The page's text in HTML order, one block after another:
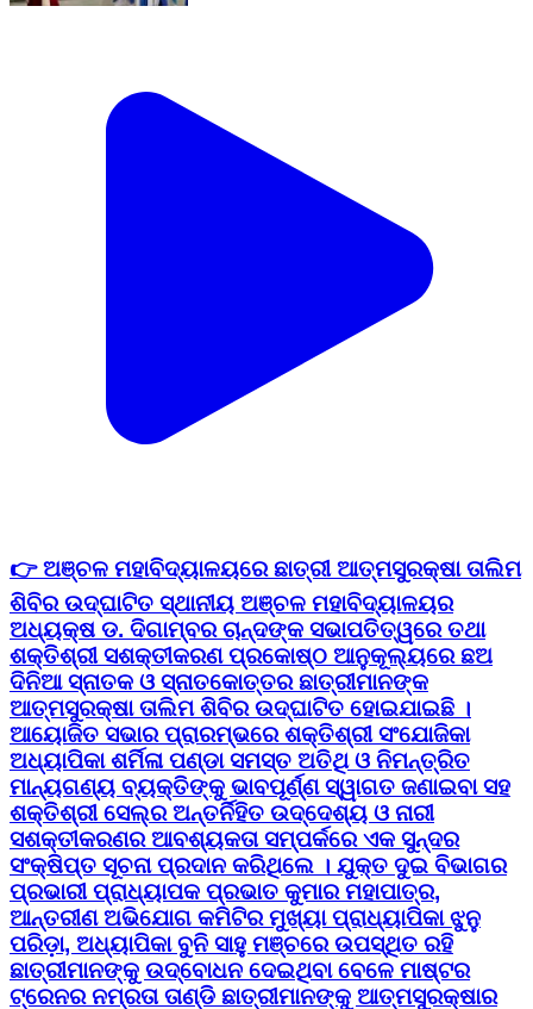
👉 ଅଞ୍ଚଳ ମହାବିଦ୍ୟାଳୟରେ ଛାତ୍ରୀ ଆତ୍ମସୁରକ୍ଷା ତାଲିମ
ଶିବିର ଉଦ୍ଘାଟିତ ସ୍ଥାନୀୟ ଅଞ୍ଚଳ ମହାବିଦ୍ୟାଳୟର
ଅଧ୍ୟକ୍ଷ ଡ. ଦିଗାମ୍ବର ଚାନ୍ଦଙ୍କ ସଭାପତିତ୍ୱରେ ତଥା
ଶକ୍ତିଶ୍ରୀ ସଶକ୍ତୀକରଣ ପ୍ରକୋଷ୍ଠ ଆନୁକୂଲ୍ୟରେ ଛଅ
ଦିନିଆ ସ୍ନାତକ ଓ ସ୍ନାତକୋତ୍ତର ଛାତ୍ରୀମାନଙ୍କ
ଆତ୍ମସୁରକ୍ଷା ତାଲିମ ଶିବିର ଉଦ୍ଘାଟିତ ହୋଇଯାଇଛି ।
ଆୟୋଜିତ ସଭାର ପ୍ରାରମ୍ଭରେ ଶକ୍ତିଶ୍ରୀ ସଂଯୋଜିକା
ଅଧ୍ୟାପିକା ଶର୍ମିଳା ପଣ୍ଡା ସମସ୍ତ ଅତିଥି ଓ ନିମନ୍ତ୍ରିତ
ମାନ୍ୟଗଣ୍ୟ ବ୍ୟକ୍ତିଙ୍କୁ ଭାବପୂର୍ଣ୍ଣ ସ୍ୱାଗତ ଜଣାଇବା ସହ
ଶକ୍ତିଶ୍ରୀ ସେଲ୍‌ର ଅନ୍ତର୍ନିହିତ ଉଦ୍ଦେଶ୍ୟ ଓ ନାରୀ
ସଶକ୍ତୀକରଣର ଆବଶ୍ୟକତା ସମ୍ପର୍କରେ ଏକ ସୁନ୍ଦର
ସଂକ୍ଷିପ୍ତ ସୂଚନା ପ୍ରଦାନ କରିଥିଲେ । ଯୁକ୍ତ ଦୁଇ ବିଭାଗର
ପ୍ରଭାରୀ ପ୍ରାଧ୍ୟାପକ ପ୍ରଭାତ କୁମାର ମହାପାତ୍ର,
ଆନ୍ତରୀଣ ଅଭିଯୋଗ କମିଟିର ମୁଖ୍ୟା ପ୍ରାଧ୍ୟାପିକା ଝୁନୁ
ପରିଡ଼ା, ଅଧ୍ୟାପିକା ବୁନି ସାହୁ ମଞ୍ଚରେ ଉପସ୍ଥିତ ରହି
ଛାତ୍ରୀମାନଙ୍କୁ ଉଦ୍ବୋଧନ ଦେଇଥିବା ବେଳେ ମାଷ୍ଟର
ଟ୍ରେନର ନମ୍ରତା ତାଣ୍ଡି ଛାତ୍ରୀମାନଙ୍କୁ ଆତ୍ମସୁରକ୍ଷାର